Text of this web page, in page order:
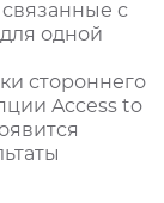
с
одной
стороннего
Access to